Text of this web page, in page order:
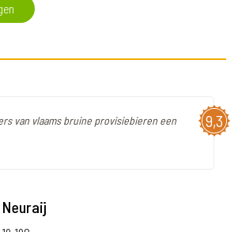
9,3
van vlaams bruine provisiebieren een